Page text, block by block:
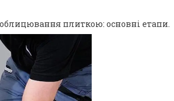
плиткою: основні етапи.